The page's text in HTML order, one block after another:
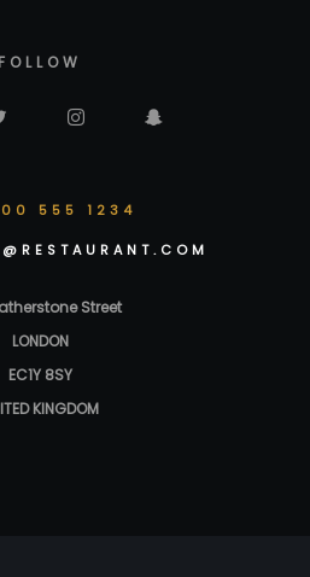
FOLLOW
555 1234
Street
LONDON
EC1Y 8SY
KINGDOM